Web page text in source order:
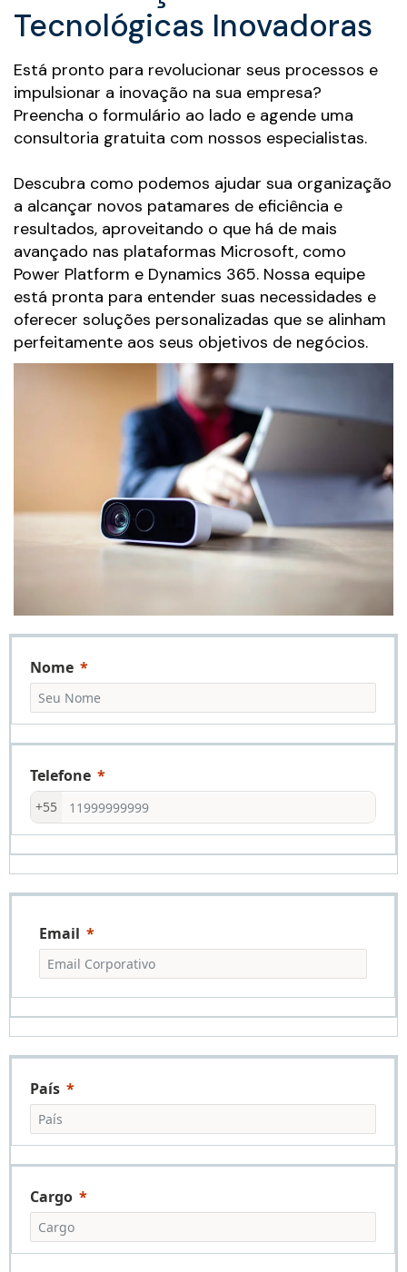
Tecnológicas Inovadoras
Está pronto para revolucionar seus processos e
impulsionar a inovação na sua empresa?
Preencha o formulário ao lado e agende uma
consultoria gratuita com nossos especialistas.
Descubra como podemos ajudar sua organização
a alcançar novos patamares de eficiência e
resultados, aproveitando o que há de mais
avançado nas plataformas Microsoft, como
Power Platform e Dynamics 365. Nossa equipe
está pronta para entender suas necessidades e
oferecer soluções personalizadas que se alinham
perfeitamente aos seus objetivos de negócios.
Nome
Telefone
+55
Email
País
Cargo